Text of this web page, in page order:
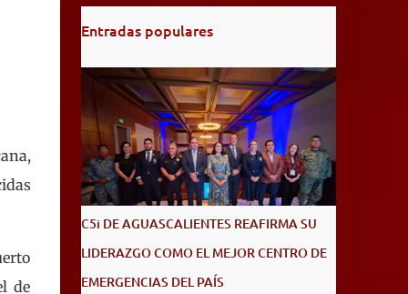
de
Entradas populares
C5i DE AGUASCALIENTES REAFIRMA SU
LIDERAZGO COMO EL MEJOR CENTRO DE
EMERGENCIAS DEL PAÍS